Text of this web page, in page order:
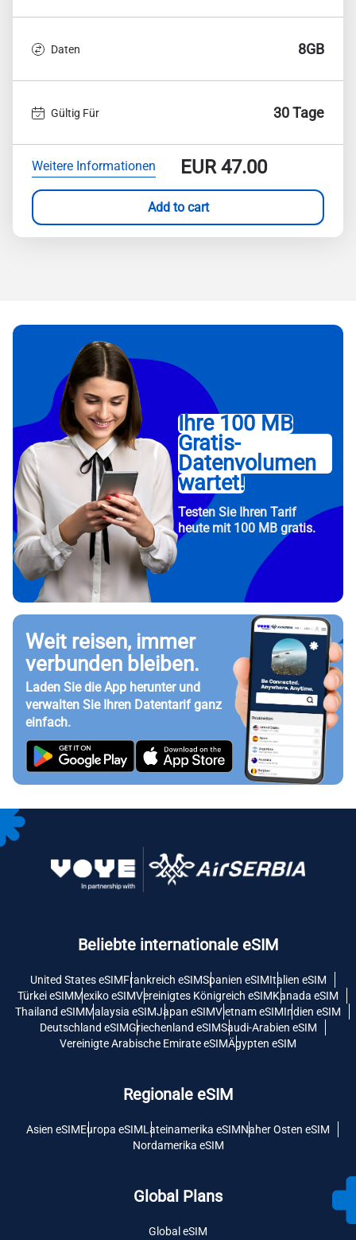
Daten 8GB
Gültig Für 30 Tage
Weitere Informationen EUR47.00
Add to cart
Ihre 100 MB
Gratis-
Datenvolumen
wartet!
Testen Sie Ihren Tarif
heute mit 100 MB gratis.
Weit reisen, immer
verbunden bleiben.
Laden Sie die App herunter und
verwalten Sie Ihren Datentarif ganz
einfach.
Beliebte internationale eSIM
United States eSIMFrankreich eSIMSpanien eSIMItalien eSIM
Türkei eSIMMexiko eSIMVereinigtes Königreich eSIMKanada eSIM
Thailand eSIMMalaysia eSIMJapan eSIMVietnam eSIMIndien eSIM
Deutschland eSIMGriechenland eSIMSaudi-Arabien eSIM
Vereinigte Arabische Emirate eSIMÄgypten eSIM
Regionale eSIM
Asien eSIMEuropa eSIMLateinamerika eSIMNaher Osten eSIM
Nordamerika eSIM
Global Plans
Global eSIM